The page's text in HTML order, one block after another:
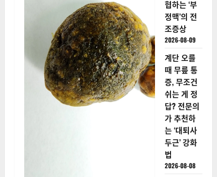
협하는 ‘부
정맥’의 전
조증상
2026-08-09
계단 오를
때 무릎 통
증, 무조건
쉬는 게 정
답? 전문의
가 추천하
는 ‘대퇴사
두근’ 강화
법
2026-08-08